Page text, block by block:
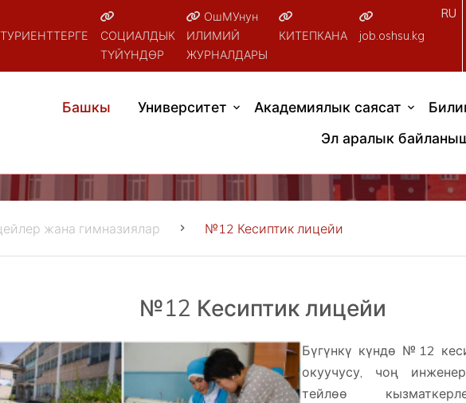
СОЦИАЛДЫК
ТҮЙҮНДӨР
ОшМУнун
ИЛИМИЙ
ЖУРНАЛДАРЫ
КИТЕПКАНА job.oshsu.kg
RU
Башкы Университет Академиялык саясат
Эл аралык
жана гимназиялар №12 Кесиптик лицейи
№12 Кесиптик лицейи
Бүгүнкү күндө №12
окуучусу, чоң
тейлөө